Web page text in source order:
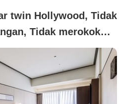
twin Hollywood, Tidak
Tidak merokok